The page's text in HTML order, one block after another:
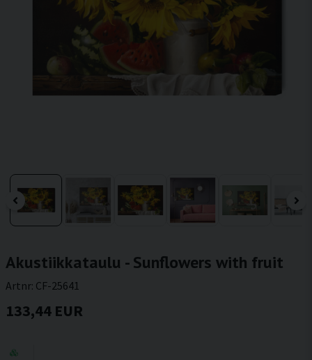
Akustiikkataulu - Sunflowers with fruit
Artnr: CF-25641
133,44 EUR